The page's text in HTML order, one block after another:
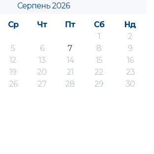
Серпень 2026
Ср Чт Пт Сб
Нд
1
2
5 6 7 8
9
12 13 14 15
16
19 20 21 22
23
26 27 28 29
30